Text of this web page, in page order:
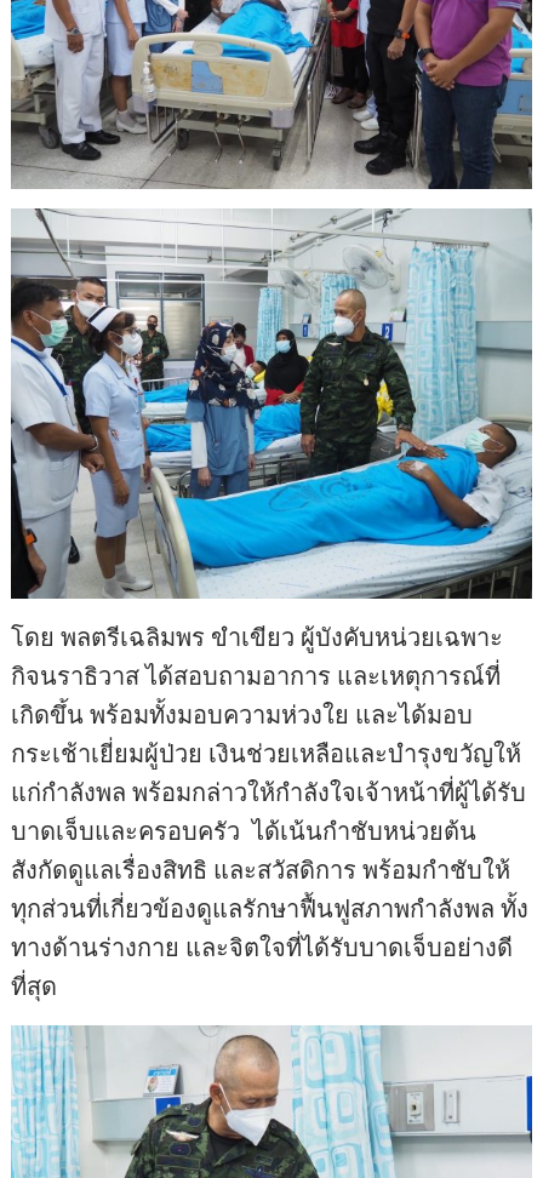
โดย พลตรีเฉลิมพร ขำเขียว ผู้บังคับหน่วยเฉพาะ
กิจนราธิวาส ได้สอบถามอาการ และเหตุการณ์ที่
เกิดขึ้น พร้อมทั้งมอบความห่วงใย และได้มอบ
กระเช้าเยี่ยมผู้ป่วย เงินช่วยเหลือและบำรุงขวัญให้
แก่กำลังพล พร้อมกล่าวให้กำลังใจเจ้าหน้าที่ผู้ได้รับ
บาดเจ็บและครอบครัว ได้เน้นกำชับหน่วยต้น
สังกัดดูแลเรื่องสิทธิ และสวัสดิการ พร้อมกำชับให้
ทุกส่วนที่เกี่ยวข้องดูแลรักษาฟื้นฟูสภาพกำลังพล ทั้ง
ทางด้านร่างกาย และจิตใจที่ได้รับบาดเจ็บอย่างดี
ที่สุด